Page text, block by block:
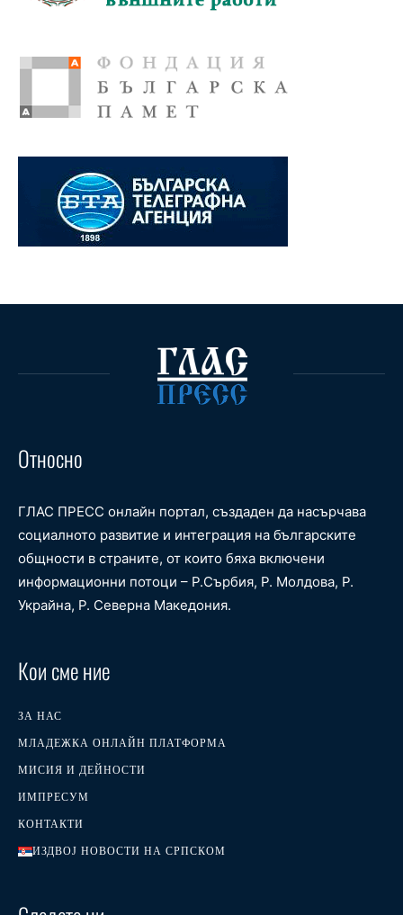
Относно
ГЛАС ПРЕСС онлайн портал, създаден да насърчава
социалното развитие и интеграция на българските
общности в страните, от които бяха включени
информационни потоци – Р.Сърбия, Р. Молдова, Р.
Украйна, Р. Северна Македония.
Кои сме ние
ЗА НАС
МЛАДЕЖКА ОНЛАЙН ПЛАТФОРМА
МИСИЯ И ДЕЙНОСТИ
ИМПРЕСУМ
КОНТАКТИ
ИЗДВОЈ НОВОСТИ НА СРПСКОМ